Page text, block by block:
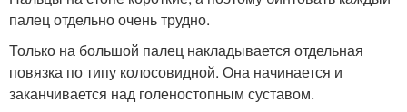
палец отдельно очень трудно.
Только на большой палец накладывается отдельная
повязка по типу колосовидной. Она начинается и
заканчивается над голеностопным суставом.